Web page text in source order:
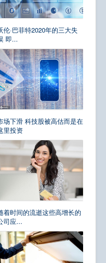
伦·巴菲特2020年的三大失
即...
场下滑 科技股被高估而是在
里投资
着时间的流逝这些高增长的
司应...